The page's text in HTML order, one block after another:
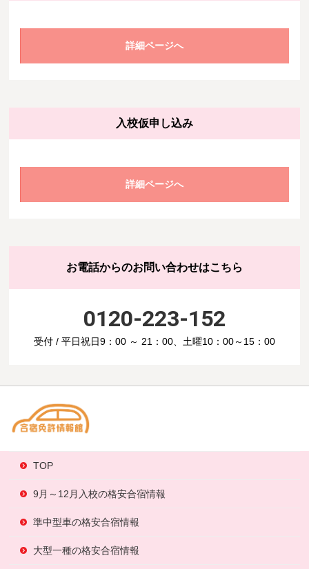
詳細ページへ
入校仮申し込み
詳細ページへ
お電話からのお問い合わせはこちら
0120-223-152
受付 / 平日祝日9：00 ～ 21：00、土曜10：00～15：00
TOP
9月～12月入校の格安合宿情報
準中型車の格安合宿情報
大型一種の格安合宿情報